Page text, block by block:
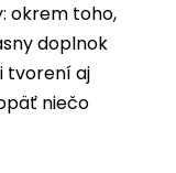
okrem toho,
doplnok
tvorení aj
niečo